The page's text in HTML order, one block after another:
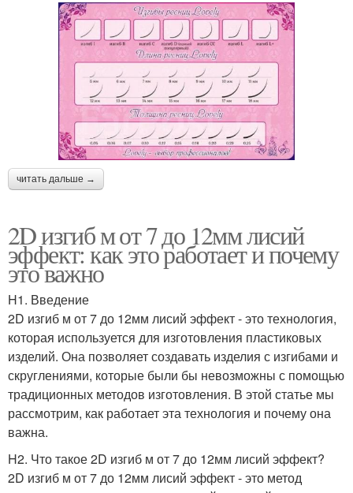
читать дальше →
2D изгиб м от 7 до 12мм лисий
эффект: как это работает и почему
это важно
H1. Введение
2D изгиб м от 7 до 12мм лисий эффект - это технология,
которая используется для изготовления пластиковых
изделий. Она позволяет создавать изделия с изгибами и
скруглениями, которые были бы невозможны с помощью
традиционных методов изготовления. В этой статье мы
рассмотрим, как работает эта технология и почему она
важна.
H2. Что такое 2D изгиб м от 7 до 12мм лисий эффект?
2D изгиб м от 7 до 12мм лисий эффект - это метод